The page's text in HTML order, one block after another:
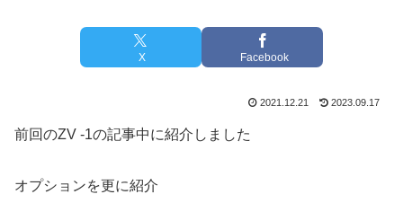
X Facebook
2021.12.21 2023.09.17
前回のZV -1の記事中に紹介しました
オプションを更に紹介